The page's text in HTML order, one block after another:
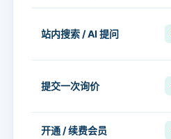
站内搜索 / AI 提问
提交一次询价
开通 / 续费会员